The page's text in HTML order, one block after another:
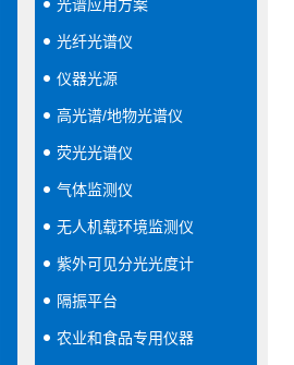
光谱应用方案
光纤光谱仪
仪器光源
高光谱/地物光谱仪
荧光光谱仪
气体监测仪
无人机载环境监测仪
紫外可见分光光度计
隔振平台
农业和食品专用仪器